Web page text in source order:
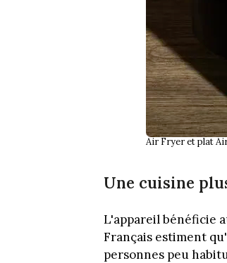
Air Fryer et plat
Une cuisine
L'appareil bénéficie
Français estiment
personnes peu